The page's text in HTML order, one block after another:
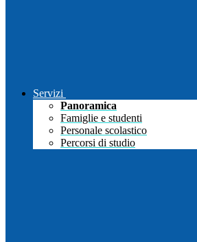
Servizi
Panoramica
Famiglie e studenti
Personale scolastico
Percorsi di studio